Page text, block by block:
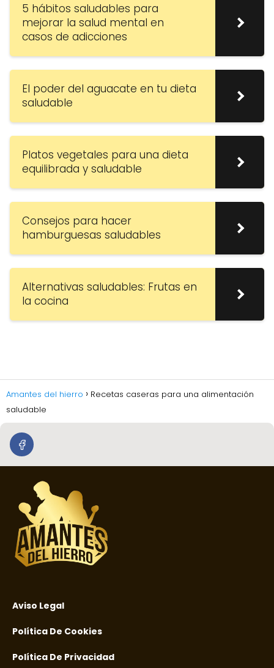
5 hábitos saludables para
mejorar la salud mental en
casos de adicciones
El poder del aguacate en tu dieta
saludable
Platos vegetales para una dieta
equilibrada y saludable
Consejos para hacer
hamburguesas saludables
Alternativas saludables: Frutas en
la cocina
Amantes del hierro
Recetas caseras para una alimentación
saludable
Aviso Legal
Política De Cookies
Política De Privacidad